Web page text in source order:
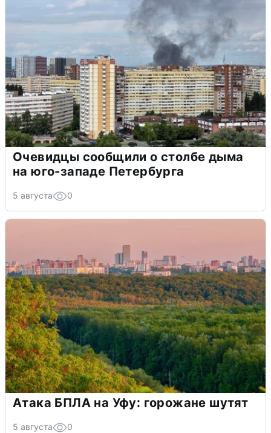
Очевидцы сообщили о столбе дыма
на юго-западе Петербурга
5 августа 0
Атака БПЛА на Уфу: горожане шутят
5 августа 0